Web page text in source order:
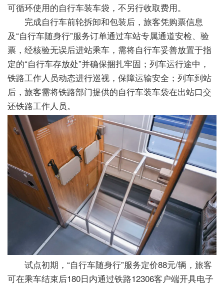
可循环使用的自行车装车袋，不另行收取费用。
完成自行车前轮拆卸和包装后，旅客凭购票信息
及“自行车随身行”服务订单通过车站专属通道安检、验
票，经核验无误后进站乘车，需将自行车妥善放置于指
定的“自行车存放处”并确保捆扎牢固；列车运行途中，
铁路工作人员动态进行巡视，保障运输安全；列车到站
后，旅客需将铁路部门提供的自行车装车袋在出站口交
还铁路工作人员。
试点初期，“自行车随身行”服务定价88元/辆，旅客
可在乘车结束后180日内通过铁路12306客户端开具电子